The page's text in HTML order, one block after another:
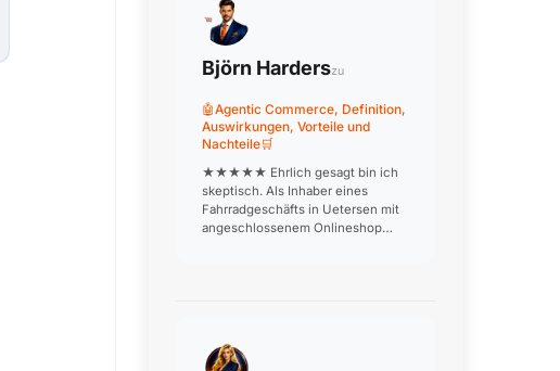
Björn Harderszu
🤖Agentic Commerce, Definition,
Auswirkungen, Vorteile und
Nachteile🛒
★★★★★ Ehrlich gesagt bin ich
skeptisch. Als Inhaber eines
Fahrradgeschäfts in Uetersen mit
angeschlossenem Onlineshop